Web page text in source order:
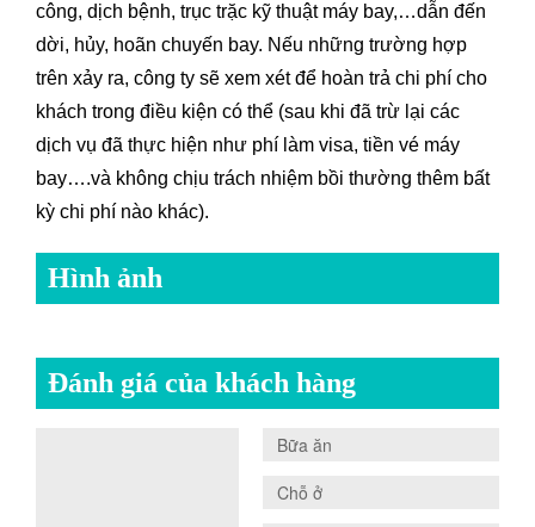
công, dịch bệnh, trục trặc kỹ thuật máy bay,…dẫn đến
dời, hủy, hoãn chuyến bay. Nếu những trường hợp
trên xảy ra, công ty sẽ xem xét để hoàn trả chi phí cho
khách trong điều kiện có thể (sau khi đã trừ lại các
dịch vụ đã thực hiện như phí làm visa, tiền vé máy
bay….và không chịu trách nhiệm bồi thường thêm bất
kỳ chi phí nào khác).
Hình ảnh
Đánh giá của khách hàng
0.0Bữa ăn
0.0
Chỗ ở